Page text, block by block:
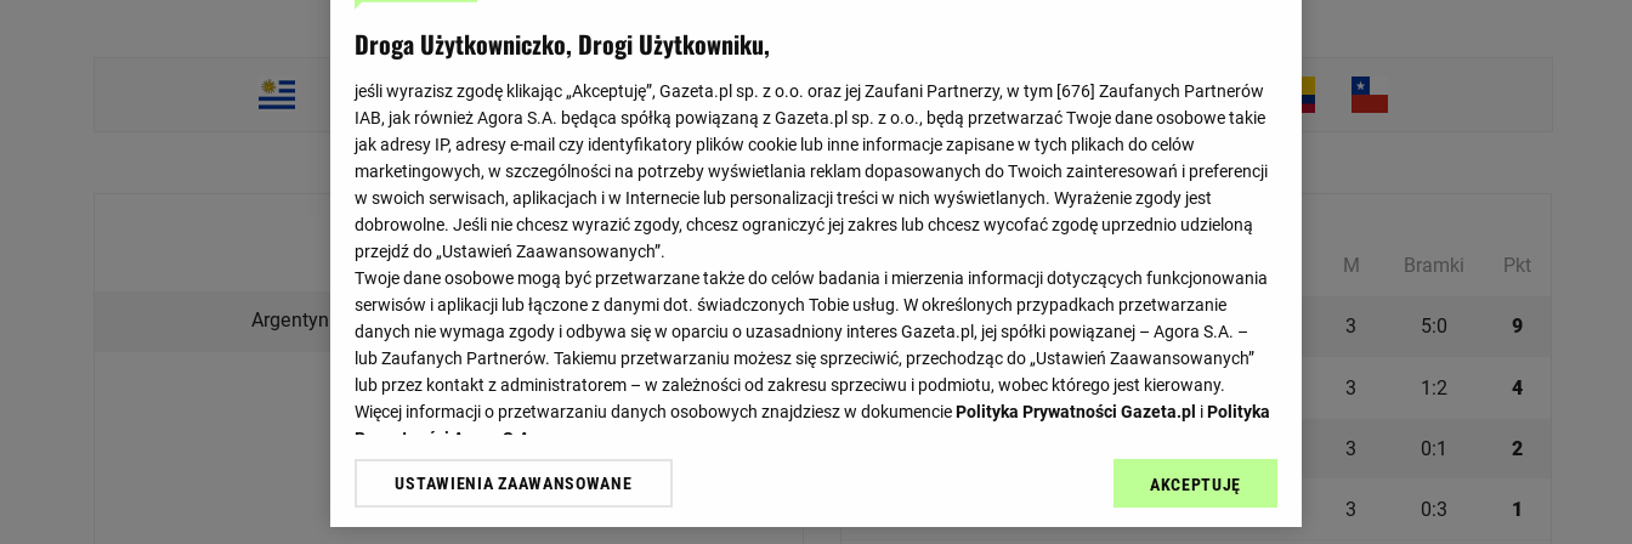
Final
Wybrane spotkania
Argentyna 0 : 0
0 : 0
Kolumbia
Grupa A
M
Bramki Pkt
1 Argentyna 3 5:0 9
2 Kanada 3 1:2 4
3 0:1 2
3 0:3 1
Droga Użytkowniczko, Drogi Użytkowniku,
jeśli wyrazisz zgodę klikając „Akceptuję”, Gazeta.pl sp. z o.o. oraz jej Zaufani Partnerzy, w tym [676] Zaufanych Partnerów
IAB, jak również Agora S.A. będąca spółką powiązaną z Gazeta.pl sp. z o.o., będą przetwarzać Twoje dane osobowe takie
jak adresy IP, adresy e-mail czy identyfikatory plików cookie lub inne informacje zapisane w tych plikach do celów
marketingowych, w szczególności na potrzeby wyświetlania reklam dopasowanych do Twoich zainteresowań i preferencji
w swoich serwisach, aplikacjach i w Internecie lub personalizacji treści w nich wyświetlanych. Wyrażenie zgody jest
dobrowolne. Jeśli nie chcesz wyrazić zgody, chcesz ograniczyć jej zakres lub chcesz wycofać zgodę uprzednio udzieloną
przejdź do „Ustawień Zaawansowanych”.
Twoje dane osobowe mogą być przetwarzane także do celów badania i mierzenia informacji dotyczących funkcjonowania
serwisów i aplikacji lub łączone z danymi dot. świadczonych Tobie usług. W określonych przypadkach przetwarzanie
danych nie wymaga zgody i odbywa się w oparciu o uzasadniony interes Gazeta.pl, jej spółki powiązanej – Agora S.A. –
lub Zaufanych Partnerów. Takiemu przetwarzaniu możesz się sprzeciwić, przechodząc do „Ustawień Zaawansowanych”
lub przez kontakt z administratorem – w zależności od zakresu sprzeciwu i podmiotu, wobec którego jest kierowany.
Więcej informacji o przetwarzaniu danych osobowych znajdziesz w dokumenciePolityka Prywatności Gazeta.pl iPolityka
Prywatności Agora S.A.
Klikając „Akceptuję” wyrażasz też zgodę na zainstalowanie i przechowywanie plików cookie Gazeta.pl sp. z o.o., jej
USTAWIENIA ZAAWANSOWANE AKCEPTUJĘ